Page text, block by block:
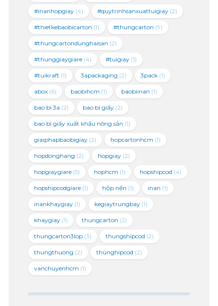
#inanhopgiay(4) #quytrinhsanxuattuigiay(2)
#thietkebaobicarton (1) #thungcarton (9)
#thungcartondunghaisan (2)
#thunggiaygiare(4) #tuigiay(1)
#tuikraft (1) 3apackaging (2) 3pack(1)
abox(6) baobihcm (1) baobiinan (1)
bao bì 3a (2) bao bì giấy(2)
bao bì giấy xuất khẩu nông sản (1)
giaiphapbaobigiay(2) hopcartonhcm (1)
hopdonghang (2) hopgiay(2)
hopgiaygiare(5) hophcm (1) hopshipcod (4)
hopshipcodgiare(1) hộp nến (1) inan (1)
inankhaygiay(1) kegiaytrungbay(1)
khaygiay(1) thungcarton (2)
thungcarton3lop(3) thungshipcod (2)
thungthuong (2) thùnghipcod (2)
vanchuyenhcm (1)